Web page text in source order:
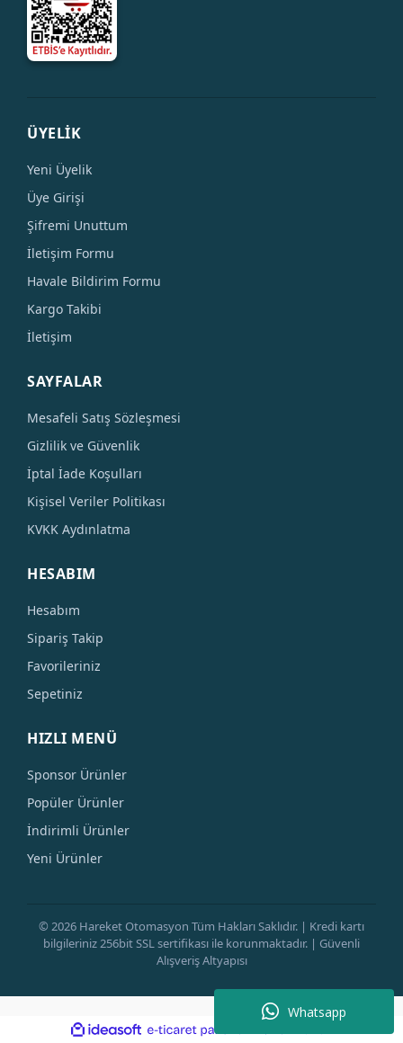
Whatsapp
ÜYELİK
Yeni Üyelik
Üye Girişi
Şifremi Unuttum
İletişim Formu
Havale Bildirim Formu
Kargo Takibi
İletişim
SAYFALAR
Mesafeli Satış Sözleşmesi
Gizlilik ve Güvenlik
İptal İade Koşulları
Kişisel Veriler Politikası
KVKK Aydınlatma
HESABIM
Hesabım
Sipariş Takip
Favorileriniz
Sepetiniz
HIZLI MENÜ
Sponsor Ürünler
Popüler Ürünler
İndirimli Ürünler
Yeni Ürünler
© 2026 Hareket Otomasyon Tüm Hakları Saklıdır. | Kredi kartı
bilgileriniz 256bit SSL sertifikası ile korunmaktadır. | Güvenli
Alışveriş Altyapısı
ideasoft